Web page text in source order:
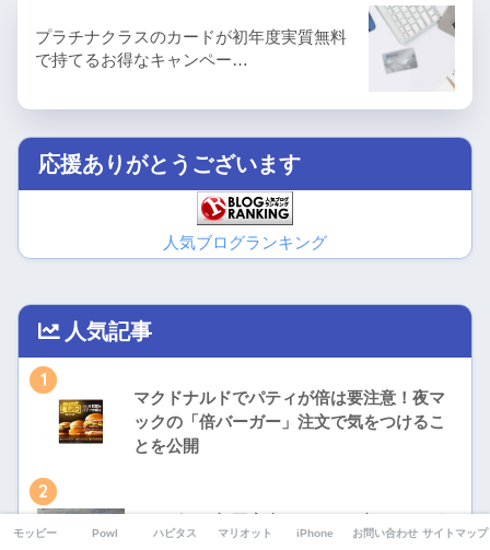
プラチナクラスのカードが初年度実質無料
で持てるお得なキャンペー…
応援ありがとうございます
人気ブログランキング
人気記事
1
マクドナルドでパティが倍は要注意！夜マ
ックの「倍バーガー」注文で気をつけるこ
とを公開
2
モッピー Powl ハピタス マリオット iPhone お問い合わせ サイトマップ